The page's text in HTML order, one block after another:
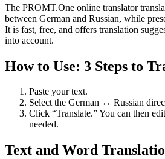
The PROMT.One online translator
between German and Russian, while
It is fast, free, and offers translation
into account.
How to Use: 3 Steps to
Paste your text.
Select the German ↔ Russian
Click “Translate.” You can then
needed.
Text and Word